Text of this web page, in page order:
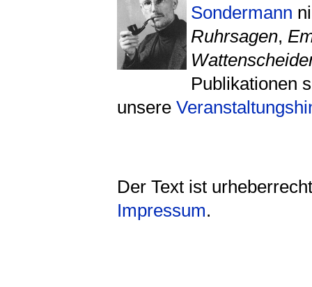
Sondermann
Ruhrsagen,
Publikationen
unsere
Der Text ist
Impressum.